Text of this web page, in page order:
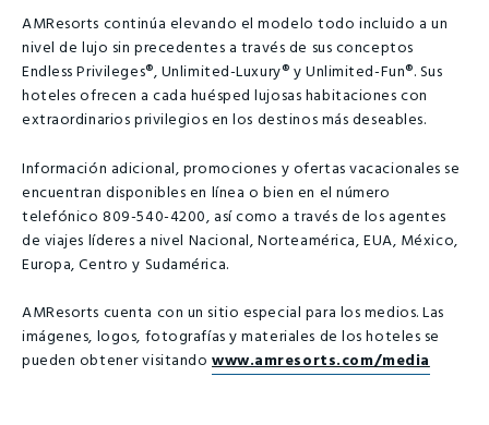
AMResorts continúa elevando el modelo todo incluido a un
nivel de lujo sin precedentes a través de sus conceptos
Endless Privileges®, Unlimited-Luxury® y Unlimited-Fun®. Sus
hoteles ofrecen a cada huésped lujosas habitaciones con
extraordinarios privilegios en los destinos más deseables.
Información adicional, promociones y ofertas vacacionales se
encuentran disponibles en línea o bien en el número
telefónico 809-540-4200, así como a través de los agentes
de viajes líderes a nivel Nacional, Norteamérica, EUA, México,
Europa, Centro y Sudamérica.
AMResorts cuenta con un sitio especial para los medios. Las
imágenes, logos, fotografías y materiales de los hoteles se
pueden obtener visitando www.amresorts.com/media